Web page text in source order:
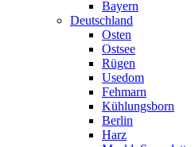
Bayern
Deutschland
Osten
Ostsee
Rügen
Usedom
Fehmarn
Kühlungsborn
Berlin
Harz